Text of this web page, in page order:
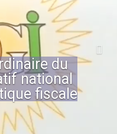
du
national
fiscale